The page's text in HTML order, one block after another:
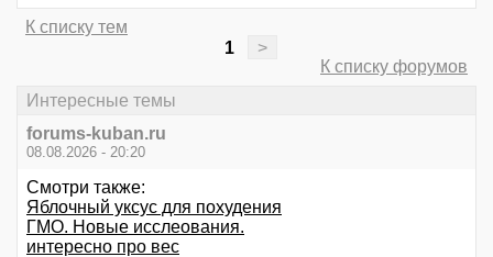
К списку тем
1
>
К списку форумов
Интересные темы
forums-kuban.ru
08.08.2026 - 20:20
Смотри также:
Яблочный уксус для похудения
ГМО. Новые исслеования.
интересно про вес